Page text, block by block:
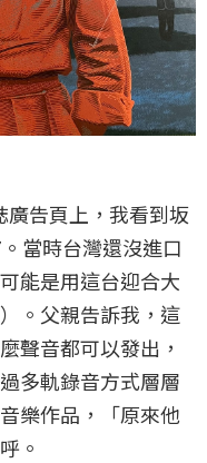
告頁上，我看到坂
當時台灣還沒進口
能是用這台迎合大
。父親告訴我，這
聲音都可以發出，
多軌錄音方式層層
樂作品，「原來他
。